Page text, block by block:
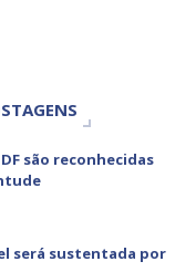
são reconhecidas
será sustentada por